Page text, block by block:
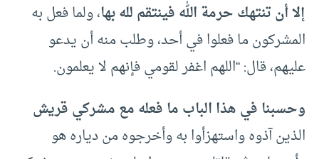
إلا أن تنتهك حرمة الله فينتقم لله بها، ولما فعل به
المشركون ما فعلوا في أحد، وطلب منه أن يدعو
عليهم، قال: “اللهم اغفر لقومي فإنهم لا يعلمون.
وحسبنا في هذا الباب ما فعله مع مشركي قريش
الذين آذوه واستهزأوا به وأخرجوه من دياره هو